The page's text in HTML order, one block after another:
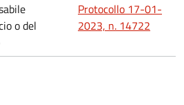
o del
Protocollo 17-01-
2023, n. 14722